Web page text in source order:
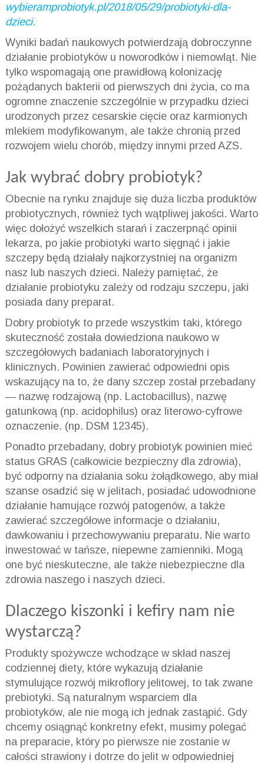
wybieramprobiotyk.pl/2018/05/29/probiotyki-dla-
dzieci.
Wyniki badań naukowych potwierdzają dobroczynne
działanie probiotyków u noworodków i niemowląt. Nie
tylko wspomagają one prawidłową kolonizację
pożądanych bakterii od pierwszych dni życia, co ma
ogromne znaczenie szczególnie w przypadku dzieci
urodzonych przez cesarskie cięcie oraz karmionych
mlekiem modyfikowanym, ale także chronią przed
rozwojem wielu chorób, między innymi przed AZS.
Jak wybrać dobry probiotyk?
Obecnie na rynku znajduje się duża liczba produktów
probiotycznych, również tych wątpliwej jakości. Warto
więc dołożyć wszelkich starań i zaczerpnąć opinii
lekarza, po jakie probiotyki warto sięgnąć i jakie
szczepy będą działały najkorzystniej na organizm
nasz lub naszych dzieci. Należy pamiętać, że
działanie probiotyku zależy od rodzaju szczepu, jaki
posiada dany preparat.
Dobry probiotyk to przede wszystkim taki, którego
skuteczność została dowiedziona naukowo w
szczegółowych badaniach laboratoryjnych i
klinicznych. Powinien zawierać odpowiedni opis
wskazujący na to, że dany szczep został przebadany
— nazwę rodzajową (np. Lactobacillus), nazwę
gatunkową (np. acidophilus) oraz literowo-cyfrowe
oznaczenie. (np. DSM 12345).
Ponadto przebadany, dobry probiotyk powinien mieć
status GRAS (całkowicie bezpieczny dla zdrowia),
być odporny na działania soku żołądkowego, aby miał
szanse osadzić się w jelitach, posiadać udowodnione
działanie hamujące rozwój patogenów, a także
zawierać szczegółowe informacje o działaniu,
dawkowaniu i przechowywaniu preparatu. Nie warto
inwestować w tańsze, niepewne zamienniki. Mogą
one być nieskuteczne, ale także niebezpieczne dla
zdrowia naszego i naszych dzieci.
Dlaczego kiszonki i kefiry nam nie
wystarczą?
Produkty spożywcze wchodzące w skład naszej
codziennej diety, które wykazują działanie
stymulujące rozwój mikroflory jelitowej, to tak zwane
prebiotyki. Są naturalnym wsparciem dla
probiotyków, ale nie mogą ich jednak zastąpić. Gdy
chcemy osiągnąć konkretny efekt, musimy polegać
na preparacie, który po pierwsze nie zostanie w
całości strawiony i dotrze do jelit w odpowiedniej